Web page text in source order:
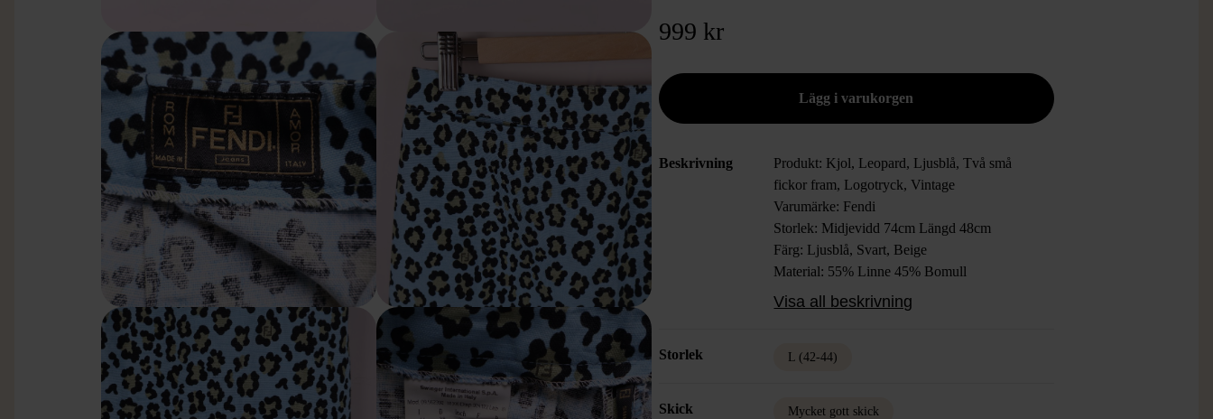
999 kr
Beskrivning
Produkt: Kjol, Leopard, Ljusblå, Två små
fickor fram, Logotryck, Vintage
Varumärke: Fendi
Storlek: Midjevidd 74cm Längd 48cm
Färg: Ljusblå, Svart, Beige
Material: 55% Linne 45% Bomull
Skick: Mycket gott skick
Visa all beskrivning
Storlek L (42-44)
Skick Mycket gott skick